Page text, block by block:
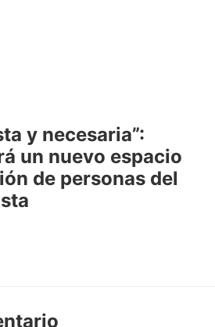
y necesaria”:
un nuevo espacio
de personas del